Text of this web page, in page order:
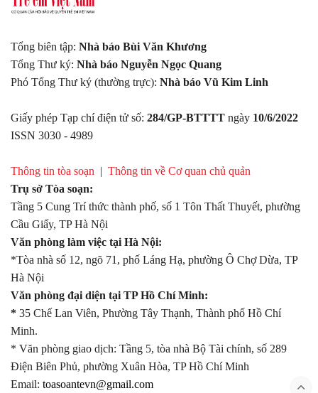
nghèo Tây Nguyên.
Tổng biên tập: Nhà báo Bùi Văn Khương
Tổng Thư ký: Nhà báo Nguyễn Ngọc Quang
Phó Tổng Thư ký (thường trực): Nhà báo Vũ Kim Linh
Giấy phép Tạp chí điện tử số: 284/GP-BTTTT ngày 10/6/2022
ISSN 3030 - 4989
Thông tin tòa soạn | Thông tin về Cơ quan chủ quản
Trụ sở Tòa soạn:
Tầng 5 Cung Trí thức thành phố, số 1 Tôn Thất Thuyết, phường
Cầu Giấy, TP Hà Nội
Văn phòng làm việc tại Hà Nội:
*Tòa nhà số 12, ngõ 71, phố Láng Hạ, phường Ô Chợ Dừa, TP
Hà Nội
Văn phòng đại diện tại TP Hồ Chí Minh:
* 35 Chế Lan Viên, Phường Tây Thạnh, Thành phố Hồ Chí
Minh.
* Văn phòng giao dịch: Tầng 5, tòa nhà Bộ Tài chính, số 289
Điện Biên Phủ, phường Xuân Hòa, TP Hồ Chí Minh
Email: toasoantevn@gmail.com